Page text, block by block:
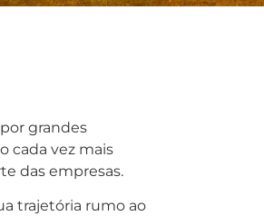
grandes
cada vez mais
das empresas.
trajetória rumo ao